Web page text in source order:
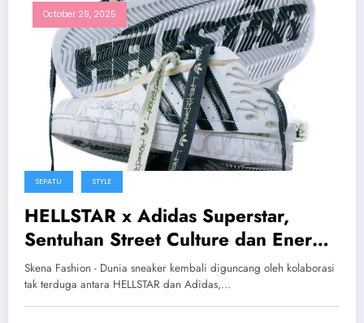
October 29, 2025
SEPATU STYLE
HELLSTAR x Adidas Superstar,
Sentuhan Street Culture dan Energi
Punk Modern
Skena Fashion - Dunia sneaker kembali diguncang oleh kolaborasi
tak terduga antara HELLSTAR dan Adidas,…